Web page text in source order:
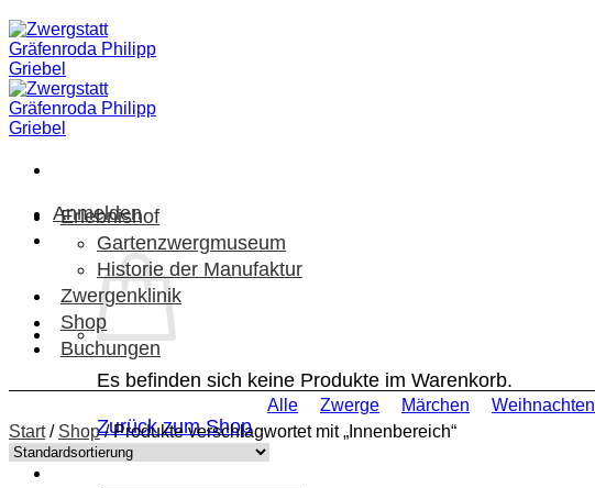
Zum
Inhalt
springen
Anmelden
Es befinden sich keine Produkte im Warenkorb.
Zurück zum Shop
Erlebnishof
Gartenzwergmuseum
Historie der Manufaktur
Zwergenklinik
Shop
Buchungen
Alle Zwerge Märchen Weihnachten
Start / Shop /Produkte verschlagwortet mit „Innenbereich“